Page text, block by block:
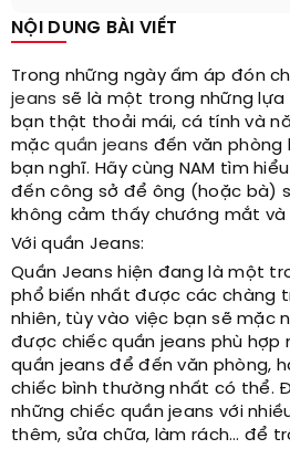
NỘI DUNG BÀI VIẾT
Trong những ngày ấm áp đón
jeans sẽ là một trong những lựa
bạn thật thoải mái, cá tính và
mặcquần jeans đến văn phòng
bạn nghĩ. Hãy cùng NAM tìm
đến công sở để ông (hoặc bà)
không cảm thấy chướng mắt và
Với quần Jeans:
Quần Jeans hiện đang là một
phổ biến nhất được các chàng
nhiên, tùy vào việc bạn sẽ mặc
được chiếc quần jeans phù hợp
quần jeans để đến văn phòng,
chiếc bình thường nhất có thể.
những chiếc quần jeans với
thêm, sửa chữa, làm rách… để